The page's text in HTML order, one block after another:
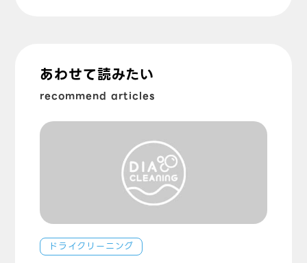
あわせて読みたい
recommend articles
ドライクリーニング